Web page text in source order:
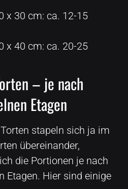
x 30 cm: ca. 12-15
x 40 cm: ca. 20-25
– je nach
Etagen
stapeln sich ja im
übereinander,
die Portionen je nach
Etagen. Hier sind einige